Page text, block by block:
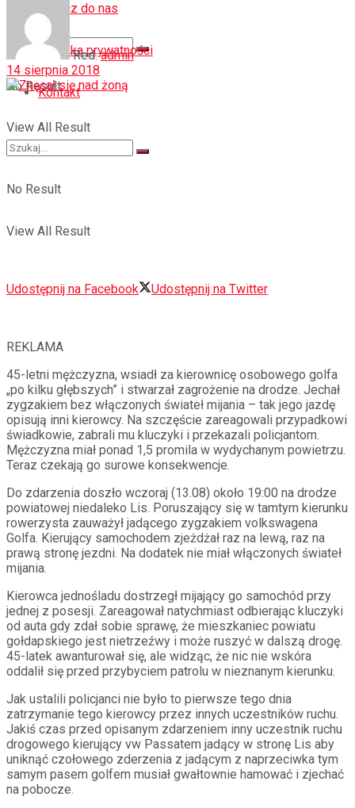
No Result
View All Result
Dołącz do nas
Polityka prywatności
Kontakt
No Result
View All Result
Red. admin
14 sierpnia 2018
Udostępnij na Facebook Udostępnij na Twitter
REKLAMA
45-letni mężczyzna, wsiadł za kierownicę osobowego golfa
„po kilku głębszych” i stwarzał zagrożenie na drodze. Jechał
zygzakiem bez włączonych świateł mijania – tak jego jazdę
opisują inni kierowcy. Na szczęście zareagowali przypadkowi
świadkowie, zabrali mu kluczyki i przekazali policjantom.
Mężczyzna miał ponad 1,5 promila w wydychanym powietrzu.
Teraz czekają go surowe konsekwencje.
Do zdarzenia doszło wczoraj (13.08) około 19:00 na drodze
powiatowej niedaleko Lis. Poruszający się w tamtym kierunku
rowerzysta zauważył jadącego zygzakiem volkswagena
Golfa. Kierujący samochodem zjeżdżał raz na lewą, raz na
prawą stronę jezdni. Na dodatek nie miał włączonych świateł
mijania.
Kierowca jednośladu dostrzegł mijający go samochód przy
jednej z posesji. Zareagował natychmiast odbierając kluczyki
od auta gdy zdał sobie sprawę, że mieszkaniec powiatu
gołdapskiego jest nietrzeźwy i może ruszyć w dalszą drogę.
45-latek awanturował się, ale widząc, że nic nie wskóra
oddalił się przed przybyciem patrolu w nieznanym kierunku.
Jak ustalili policjanci nie było to pierwsze tego dnia
zatrzymanie tego kierowcy przez innych uczestników ruchu.
Jakiś czas przed opisanym zdarzeniem inny uczestnik ruchu
drogowego kierujący vw Passatem jadący w stronę Lis aby
uniknąć czołowego zderzenia z jadącym z naprzeciwka tym
samym pasem golfem musiał gwałtownie hamować i zjechać
na pobocze.